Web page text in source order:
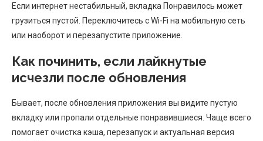
Если интернет нестабильный, вкладка Понравилось может
грузиться пустой. Переключитесь с Wi-Fi на мобильную сеть
или наоборот и перезапустите приложение.
Как починить, если лайкнутые
исчезли после обновления
Бывает, после обновления приложения вы видите пустую
вкладку или пропали отдельные понравившиеся. Чаще всего
помогает очистка кэша, перезапуск и актуальная версия